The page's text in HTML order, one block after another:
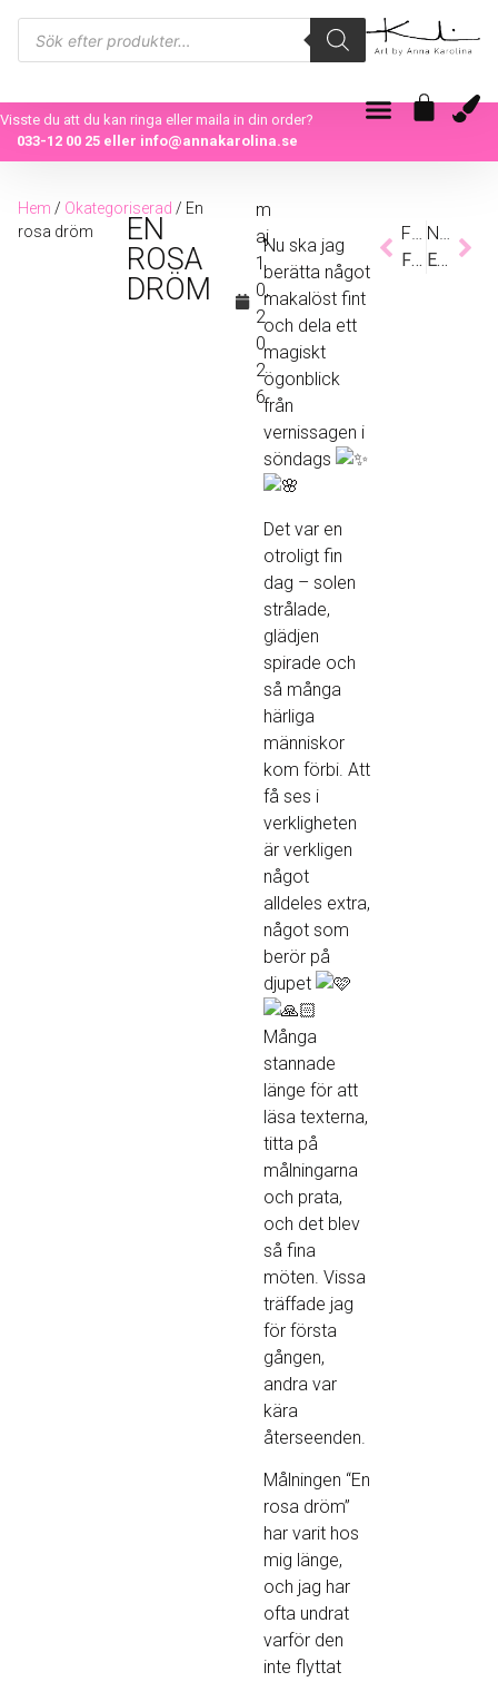
Visste du att du kan ringa eller maila in din order?
033-12 00 25eller info@annakarolina.se
Hem / Okategoriserad / En
rosa dröm
EN
ROSA
DRÖM
m
aj
1
0,
2
0
2
6
Nu ska jag
berätta något
makalöst fint
och dela ett
magiskt
ögonblick
från
vernissagen i
söndags
Det var en
otroligt fin
dag – solen
strålade,
glädjen
spirade och
så många
härliga
människor
kom förbi. Att
få ses i
verkligheten
är verkligen
något
alldeles extra,
något som
berör på
djupet
Många
stannade
länge för att
läsa texterna,
titta på
målningarna
och prata,
och det blev
så fina
möten. Vissa
träffade jag
för första
gången,
andra var
kära
återseenden.
Målningen “En
rosa dröm”
har varit hos
mig länge,
och jag har
ofta undrat
varför den
inte flyttat
Föregående
Finca son sales i mitt hjärta
Nästa
En sommardröm – kreativitetens miljoner möjligheter